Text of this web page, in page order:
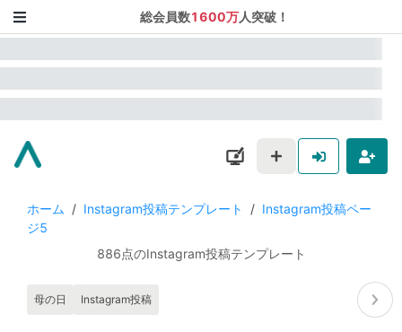
総会員数1600万人突破！
ホーム / Instagram投稿テンプレート / Instagram投稿ペー
ジ5
886点のInstagram投稿テンプレート
母の日 Instagram投稿